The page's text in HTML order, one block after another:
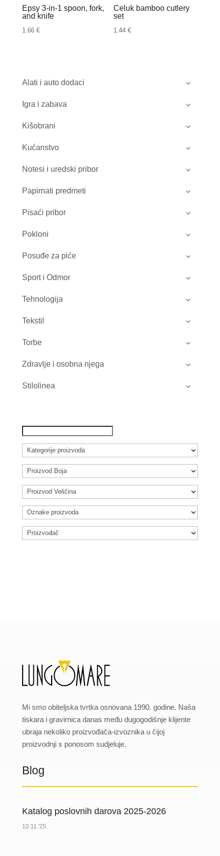
Alati i auto dodaci
Igra i zabava
Kišobrani
Kućanstvo
Notesi i uredski pribor
Papirnati predmeti
Pisaći pribor
Pokloni
Posuđe za piće
Sport i Odmor
Tehnologija
Tekstil
Torbe
Zdravlje i osobna njega
Stilolinea
Epsy 3-in-1 spoon, fork,
and knife
1.66 €
Celuk bamboo cutlery
set
1.44€
Mi smo obiteljska tvrtka osnovana 1990. godine. Naša
tiskara i gravirnica danas među dugogodišnje klijente
ubraja nekoliko proizvođača-izvoznika u čijoj
proizvodnji s ponosom sudjeluje.
Blog
Katalog poslovnih darova 2025-2026
10.11.'25.